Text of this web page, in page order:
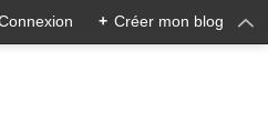
+ Créer mon blog